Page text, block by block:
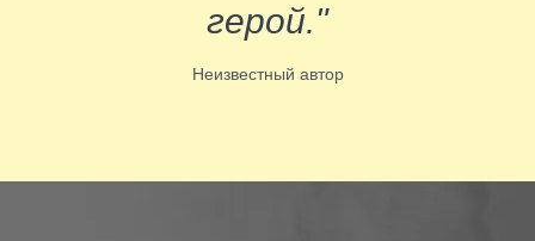
герой."
Неизвестный автор